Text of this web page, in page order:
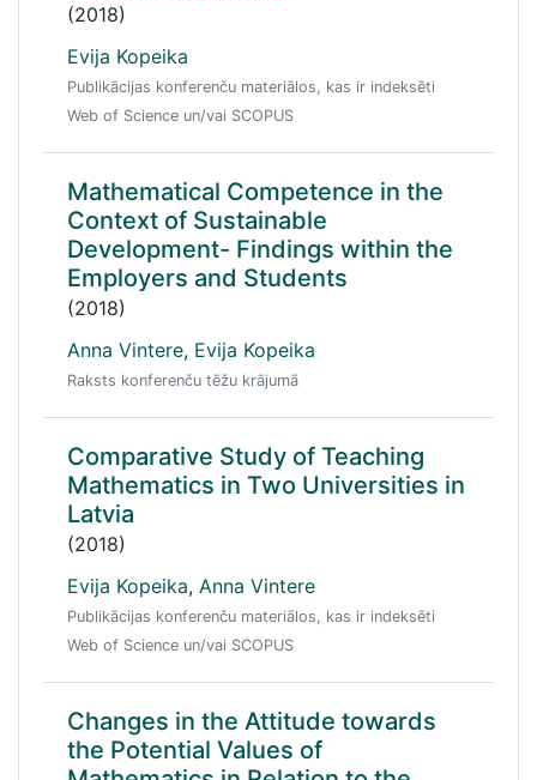
(2018)
Evija Kopeika
Publikācijas konferenču materiālos, kas ir indeksēti
Web of Science un/vai SCOPUS
Mathematical Competence in the
Context of Sustainable
Development- Findings within the
Employers and Students
(2018)
Anna Vintere, Evija Kopeika
Raksts konferenču tēžu krājumā
Comparative Study of Teaching
Mathematics in Two Universities in
Latvia
(2018)
Evija Kopeika, Anna Vintere
Publikācijas konferenču materiālos, kas ir indeksēti
Web of Science un/vai SCOPUS
Changes in the Attitude towards
the Potential Values of